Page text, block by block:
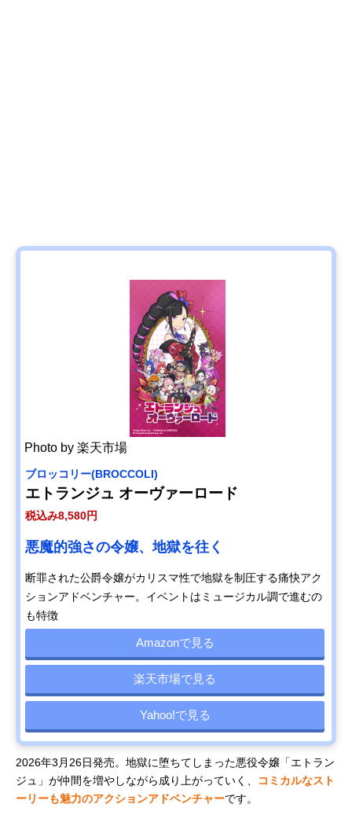
Photo by 楽天市場
ブロッコリー(BROCCOLI)
エトランジュ オーヴァーロード
税込み8,580円
悪魔的強さの令嬢、地獄を往く
断罪された公爵令嬢がカリスマ性で地獄を制圧する痛快アク
ションアドベンチャー。イベントはミュージカル調で進むの
も特徴
Amazonで見る
楽天市場で見る
Yahoo!で見る
2026年3月26日発売。地獄に堕ちてしまった悪役令嬢「エトラン
ジュ」が仲間を増やしながら成り上がっていく、
コミカルなスト
ーリーも魅力のアクションアドベンチャーです。